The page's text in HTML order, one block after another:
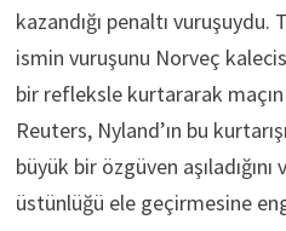
kazandığı penaltı vuruşuydu.
ismin vuruşunu Norveç
bir refleksle kurtararak
Reuters, Nyland’ın bu
büyük bir özgüven
üstünlüğü ele geçirmesine